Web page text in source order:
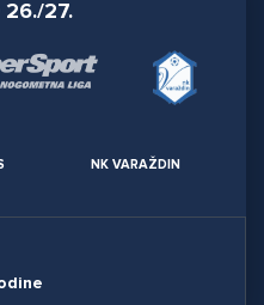
26./27.
NK VARAŽDIN